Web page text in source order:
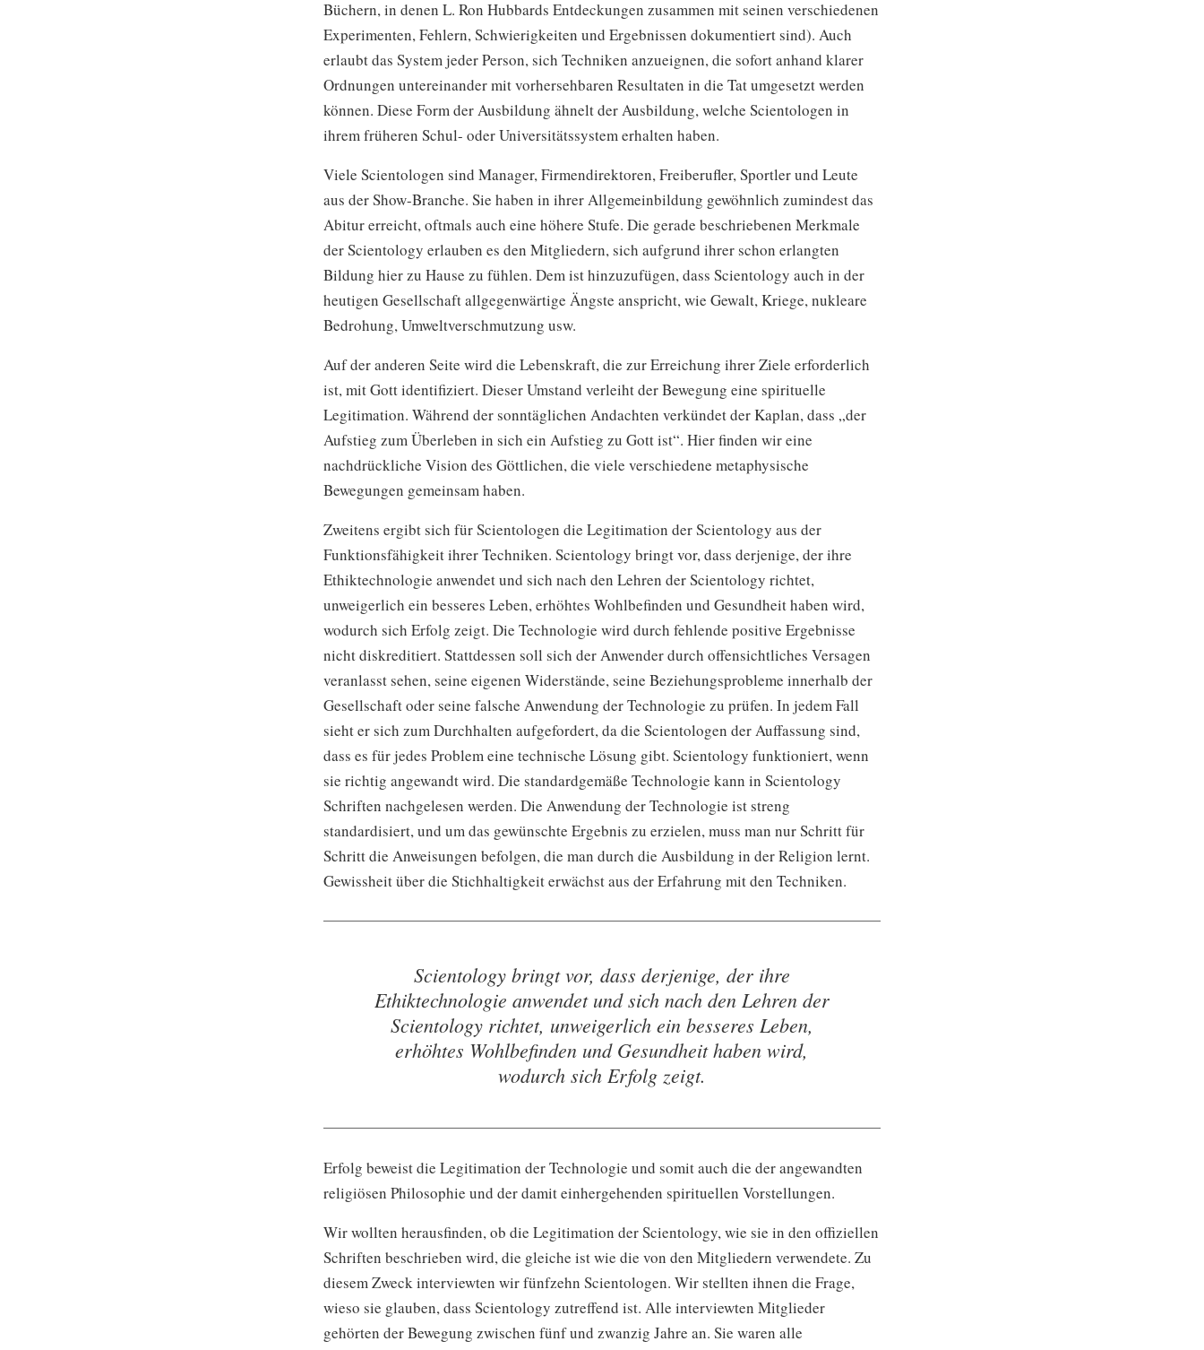
Büchern, in denen L. Ron Hubbards Entdeckungen zusammen mit seinen verschiedenen
Experimenten, Fehlern, Schwierigkeiten und Ergebnissen dokumentiert sind). Auch
erlaubt das System jeder Person, sich Techniken anzueignen, die sofort anhand klarer
Ordnungen untereinander mit vorhersehbaren Resultaten in die Tat umgesetzt werden
können. Diese Form der Ausbildung ähnelt der Ausbildung, welche Scientologen in
ihrem früheren Schul- oder Universitätssystem erhalten haben.
Viele Scientologen sind Manager, Firmendirektoren, Freiberufler, Sportler und Leute
aus der Show-Branche. Sie haben in ihrer Allgemeinbildung gewöhnlich zumindest das
Abitur erreicht, oftmals auch eine höhere Stufe. Die gerade beschriebenen Merkmale
der Scientology erlauben es den Mitgliedern, sich aufgrund ihrer schon erlangten
Bildung hier zu Hause zu fühlen. Dem ist hinzuzufügen, dass Scientology auch in der
heutigen Gesellschaft allgegenwärtige Ängste anspricht, wie Gewalt, Kriege, nukleare
Bedrohung, Umweltverschmutzung usw.
Auf der anderen Seite wird die Lebenskraft, die zur Erreichung ihrer Ziele erforderlich
ist, mit Gott identifiziert. Dieser Umstand verleiht der Bewegung eine spirituelle
Legitimation. Während der sonntäglichen Andachten verkündet der Kaplan, dass „der
Aufstieg zum Überleben in sich ein Aufstieg zu Gott ist“. Hier finden wir eine
nachdrückliche Vision des Göttlichen, die viele verschiedene metaphysische
Bewegungen gemeinsam haben.
Zweitens ergibt sich für Scientologen die Legitimation der Scientology aus der
Funktionsfähigkeit ihrer Techniken. Scientology bringt vor, dass derjenige, der ihre
Ethiktechnologie anwendet und sich nach den Lehren der Scientology richtet,
unweigerlich ein besseres Leben, erhöhtes Wohlbefinden und Gesundheit haben wird,
wodurch sich Erfolg zeigt. Die Technologie wird durch fehlende positive Ergebnisse
nicht diskreditiert. Stattdessen soll sich der Anwender durch offensichtliches Versagen
veranlasst sehen, seine eigenen Widerstände, seine Beziehungsprobleme innerhalb der
Gesellschaft oder seine falsche Anwendung der Technologie zu prüfen. In jedem Fall
sieht er sich zum Durchhalten aufgefordert, da die Scientologen der Auffassung sind,
dass es für jedes Problem eine technische Lösung gibt. Scientology funktioniert, wenn
sie richtig angewandt wird. Die standardgemäße Technologie kann in Scientology
Schriften nachgelesen werden. Die Anwendung der Technologie ist streng
standardisiert, und um das gewünschte Ergebnis zu erzielen, muss man nur Schritt für
Schritt die Anweisungen befolgen, die man durch die Ausbildung in der Religion lernt.
Gewissheit über die Stichhaltigkeit erwächst aus der Erfahrung mit den Techniken.
Scientology bringt vor, dass derjenige, der ihre
Ethiktechnologie anwendet und sich nach den Lehren der
Scientology richtet, unweigerlich ein besseres Leben,
erhöhtes Wohlbefinden und Gesundheit haben wird,
wodurch sich Erfolg zeigt.
Erfolg beweist die Legitimation der Technologie und somit auch die der angewandten
religiösen Philosophie und der damit einhergehenden spirituellen Vorstellungen.
Wir wollten herausfinden, ob die Legitimation der Scientology, wie sie in den offiziellen
Schriften beschrieben wird, die gleiche ist wie die von den Mitgliedern verwendete. Zu
diesem Zweck interviewten wir fünfzehn Scientologen. Wir stellten ihnen die Frage,
wieso sie glauben, dass Scientology zutreffend ist. Alle interviewten Mitglieder
gehörten der Bewegung zwischen fünf und zwanzig Jahre an. Sie waren alle